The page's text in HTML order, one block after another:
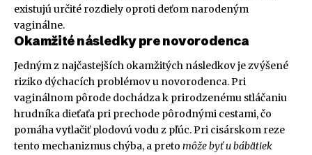
existujú určité rozdiely oproti deťom narodeným
vaginálne.
Okamžité následky pre novorodenca
Jedným z najčastejších okamžitých následkov je zvýšené
riziko dýchacích problémov u novorodenca. Pri
vaginálnom pôrode dochádza k prirodzenému stláčaniu
hrudníka dieťaťa pri prechode pôrodnými cestami, čo
pomáha vytlačiť plodovú vodu z pľúc. Pri cisárskom reze
tento mechanizmus chýba, a preto môže byť u bábätiek